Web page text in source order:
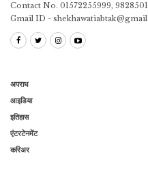
Contact No. 01572255999,
Gmail ID -
अपराध
आइडिया
इतिहास
एंटरटेनमेंट
करिअर